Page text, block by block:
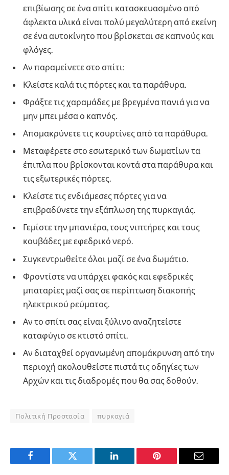
επιβίωσης σε ένα σπίτι κατασκευασμένο από
άφλεκτα υλικά είναι πολύ μεγαλύτερη από εκείνη
σε ένα αυτοκίνητο που βρίσκεται σε καπνούς και
φλόγες.
Αν παραμείνετε στο σπίτι:
Κλείστε καλά τις πόρτες και τα παράθυρα.
Φράξτε τις χαραμάδες με βρεγμένα πανιά για να
μην μπει μέσα ο καπνός.
Απομακρύνετε τις κουρτίνες από τα παράθυρα.
Μεταφέρετε στο εσωτερικό των δωματίων τα
έπιπλα που βρίσκονται κοντά στα παράθυρα και
τις εξωτερικές πόρτες.
Κλείστε τις ενδιάμεσες πόρτες για να
επιβραδύνετε την εξάπλωση της πυρκαγιάς.
Γεμίστε την μπανιέρα, τους νιπτήρες και τους
κουβάδες με εφεδρικό νερό.
Συγκεντρωθείτε όλοι μαζί σε ένα δωμάτιο.
Φροντίστε να υπάρχει φακός και εφεδρικές
μπαταρίες μαζί σας σε περίπτωση διακοπής
ηλεκτρικού ρεύματος.
Αν το σπίτι σας είναι ξύλινο αναζητείστε
καταφύγιο σε κτιστό σπίτι.
Αν διαταχθεί οργανωμένη απομάκρυνση από την
περιοχή ακολουθείστε πιστά τις οδηγίες των
Αρχών και τις διαδρομές που θα σας δοθούν.
Πολιτική Προστασία πυρκαγιά
Facebook Twitter LinkedIn Pinterest Email